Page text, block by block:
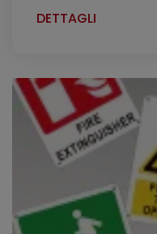
DETTAGLI